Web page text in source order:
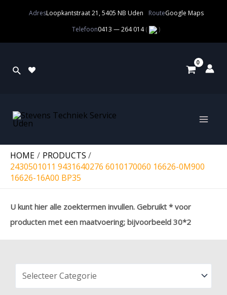
AdresLoopkantstraat 21, 5405 NB Uden RouteGoogle Maps
Telefoon0413 — 264 014( )
HOME
PRODUCTS
2430501011 9431640276 6010170060 16626-0M900
16626-16A00 BP35
U kunt hier alle zoektermen invullen. Gebruikt * voor
producten met een maatvoering; bijvoorbeeld 30*2